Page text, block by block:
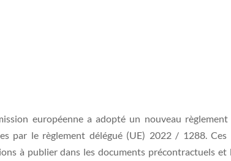
européenne a adopté un nouveau
par le règlement délégué (UE) 2022 / 1288.
à publier dans les documents précontractuels